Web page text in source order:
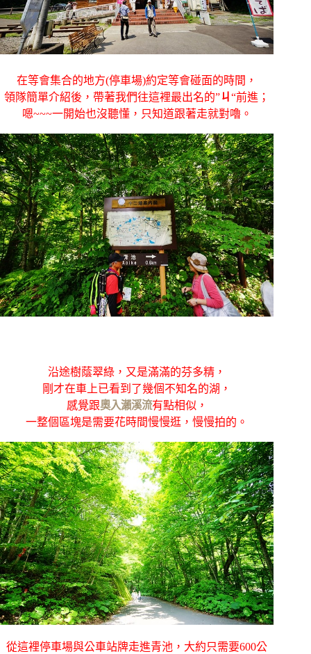
在等會集合的地方(停車場)約定等會碰面的時間，
領隊簡單介紹後，帶著我們往這裡最出名的”ㄐ“前進；
嗯~~~一開始也沒聽懂，只知道跟著走就對嚕。
沿途樹蔭翠綠，又是滿滿的芬多精，
剛才在車上已看到了幾個不知名的湖，
感覺跟奧入瀨溪流有點相似，
一整個區塊是需要花時間慢慢逛，慢慢拍的。
從這裡停車場與公車站牌走進青池，大約只需要600公